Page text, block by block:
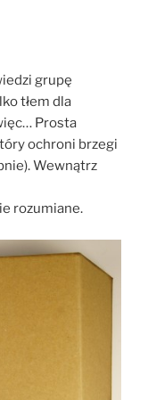
grupę
tłem dla
Prosta
ochroni brzegi
Wewnątrz
rozumiane.